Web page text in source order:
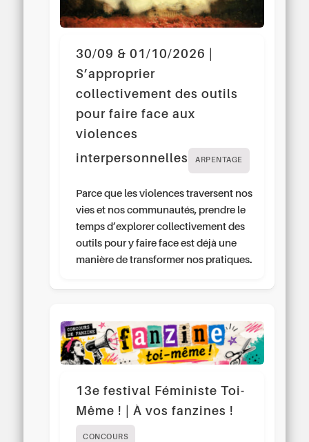
30/09 & 01/10/2026 |
S’approprier
collectivement des outils
pour faire face aux
violences
interpersonnelles
ARPENTAGE
Parce que les violences traversent nos
vies et nos communautés, prendre le
temps d’explorer collectivement des
outils pour y faire face est déjà une
manière de transformer nos pratiques.
13e festival Féministe Toi-
Même ! | À vos fanzines !
CONCOURS